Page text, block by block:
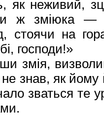
як неживий,
ж зміюка —
стоячи на
господи!»
змія,
не знав, як
зваться те